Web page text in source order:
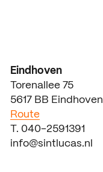
Eindhoven
Torenallee 75
5617 BB Eindhoven
Route
T. 040-2591391
info@sintlucas.nl